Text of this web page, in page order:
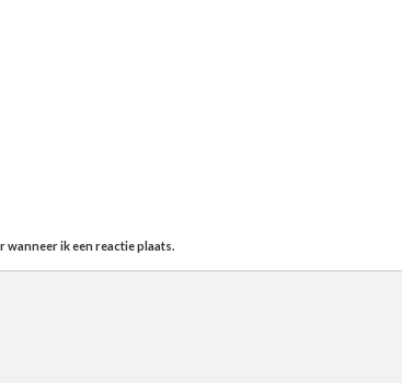
wanneer ik een reactie plaats.